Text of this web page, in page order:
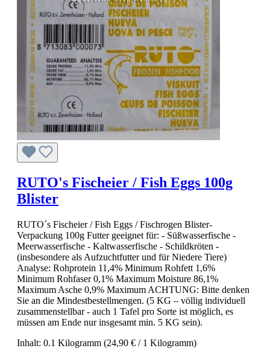
RUTO's Fischeier / Fish Eggs 100g
Blister
RUTO´s Fischeier / Fish Eggs / Fischrogen Blister-
Verpackung 100g Futter geeignet für: - Süßwasserfische -
Meerwasserfische - Kaltwasserfische - Schildkröten -
(insbesondere als Aufzuchtfutter und für Niedere Tiere)
Analyse: Rohprotein 11,4% Minimum Rohfett 1,6%
Minimum Rohfaser 0,1% Maximum Moisture 86,1%
Maximum Asche 0,9% Maximum ACHTUNG: Bitte denken
Sie an die Mindestbestellmengen. (5 KG – völlig individuell
zusammenstellbar - auch 1 Tafel pro Sorte ist möglich, es
müssen am Ende nur insgesamt min. 5 KG sein).
Inhalt: 0.1 Kilogramm (24,90 € / 1 Kilogramm)